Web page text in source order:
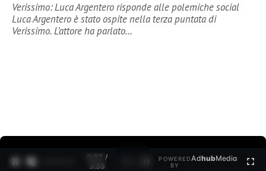
Verissimo: Luca Argentero risponde alle polemiche social
Luca Argentero è stato ospite nella terza puntata di
Verissimo. L’attore ha parlato…
0:27 /
3:35
POWERED
BY
AdhubMedia